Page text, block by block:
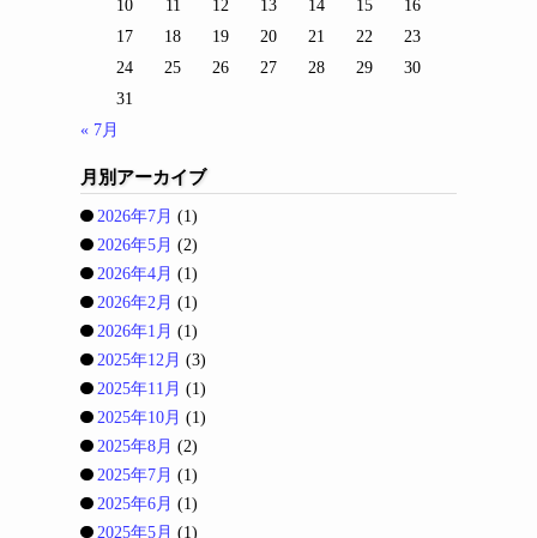
10
11 12 13 14 15
16
17
18 19 20 21 22
23
24
25 26 27 28 29
30
31
« 7月
月別アーカイブ
2026年7月 (1)
2026年5月 (2)
2026年4月 (1)
2026年2月 (1)
2026年1月 (1)
2025年12月 (3)
2025年11月 (1)
2025年10月 (1)
2025年8月 (2)
2025年7月 (1)
2025年6月 (1)
2025年5月 (1)